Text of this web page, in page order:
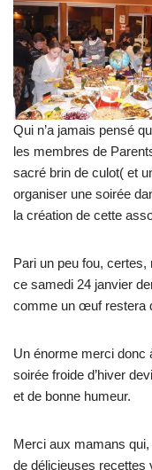
Qui n’a jamais pensé
les membres de
sacré brin de culot( et
organiser une soirée
la création de cette
Pari un peu fou,
ce samedi 24 janvier
comme un œuf restera
Un énorme merci donc
soirée froide d’hiver
et de bonne humeur.
Merci aux mamans
de délicieuses recettes